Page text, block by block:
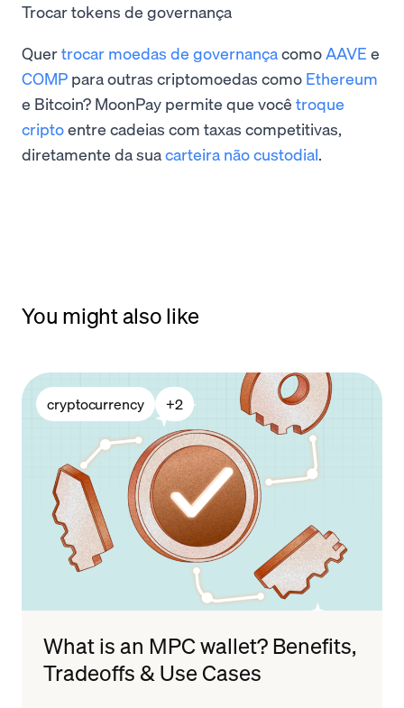
Trocar tokens de governança
Quertrocar moedas de governançacomoAAVE e
COMP para outras criptomoedas como Ethereum
e Bitcoin? MoonPay permite que você troque
criptoentre cadeias com taxas competitivas,
diretamente da suacarteira não custodial.
You might also like
cryptocurrency +2
What is an MPC wallet? Benefits,
Tradeoffs & Use Cases